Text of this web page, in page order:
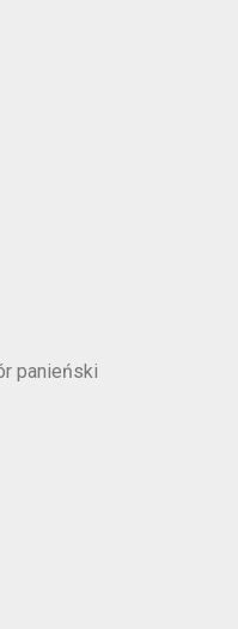
panieński